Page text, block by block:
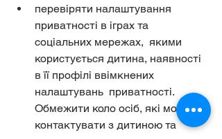
перевіряти налаштування
приватності в іграх та
соціальних мережах,  якими
користується дитина, наявності
в її профілі ввімкнених
налаштувань  приватності.
Обмежити коло осіб, які можуть
контактувати з дитиною та